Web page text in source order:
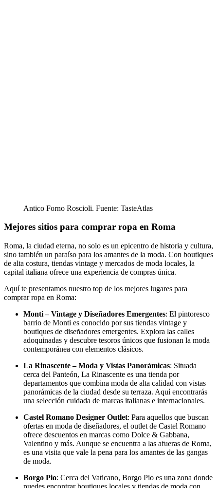
Antico Forno Roscioli. Fuente: TasteAtlas
Mejores sitios para comprar ropa en Roma
Roma, la ciudad eterna, no solo es un epicentro de historia y cultura,
sino también un paraíso para los amantes de la moda. Con boutiques
de alta costura, tiendas vintage y mercados de moda locales, la
capital italiana ofrece una experiencia de compras única.
Aquí te presentamos nuestro top de los mejores lugares para
comprar ropa en Roma:
Monti – Vintage y Diseñadores Emergentes: El pintoresco
barrio de Monti es conocido por sus tiendas vintage y
boutiques de diseñadores emergentes. Explora las calles
adoquinadas y descubre tesoros únicos que fusionan la moda
contemporánea con elementos clásicos.
La Rinascente – Moda y Vistas Panorámicas: Situada
cerca del Panteón, La Rinascente es una tienda por
departamentos que combina moda de alta calidad con vistas
panorámicas de la ciudad desde su terraza. Aquí encontrarás
una selección cuidada de marcas italianas e internacionales.
Castel Romano Designer Outlet: Para aquellos que buscan
ofertas en moda de diseñadores, el outlet de Castel Romano
ofrece descuentos en marcas como Dolce & Gabbana,
Valentino y más. Aunque se encuentra a las afueras de Roma,
es una visita que vale la pena para los amantes de las gangas
de moda.
Borgo Pio: Cerca del Vaticano, Borgo Pio es una zona donde
puedes encontrar boutiques locales y tiendas de moda con